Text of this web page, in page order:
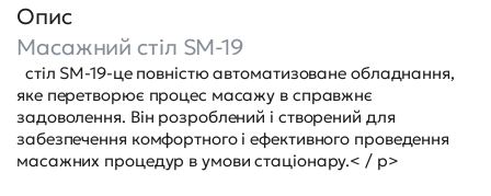
Опис
Масажний стіл SM-19
стіл SM-19-це повністю автоматизоване обладнання,
яке перетворює процес масажу в справжнє
задоволення. Він розроблений і створений для
забезпечення комфортного і ефективного проведення
масажних процедур в умови стаціонару.< / p>